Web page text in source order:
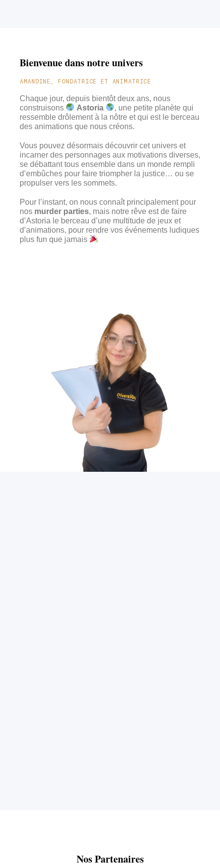
Bienvenue dans notre univers
AMANDINE, FONDATRICE ET ANIMATRICE
Chaque jour, depuis bientôt deux ans, nous
construisons
Astoria
, une petite planète qui
ressemble drôlement à la nôtre et qui est le berceau
des animations que nous créons.
Vous pouvez désormais découvrir cet univers et
incarner des personnages aux motivations diverses,
se débattant tous ensemble dans un monde rempli
d’embûches pour faire triompher la justice… ou se
propulser vers les sommets.
Pour l’instant, on nous connaît principalement pour
nos murder parties, mais notre rêve est de faire
d’Astoria le berceau d’une multitude de jeux et
d’animations, pour rendre vos événements ludiques
plus fun que jamais
Nos Partenaires